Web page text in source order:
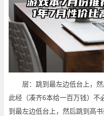
层：跳到最左边低台上，
此经（凑齐6本给一百万钱）不
到最左边低台上，然后跳到高